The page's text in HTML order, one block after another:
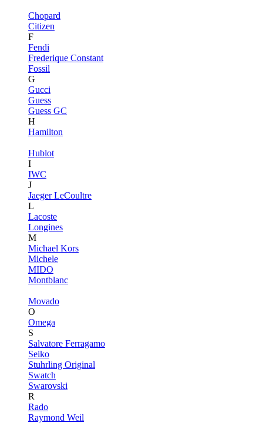
Chopard
Citizen
F
Fendi
Frederique Constant
Fossil
G
Gucci
Guess
Guess GC
H
Hamilton
Hublot
I
IWC
J
Jaeger LeCoultre
L
Lacoste
Longines
M
Michael Kors
Michele
MIDO
Montblanc
Movado
O
Omega
S
Salvatore Ferragamo
Seiko
Stuhrling Original
Swatch
Swarovski
R
Rado
Raymond Weil